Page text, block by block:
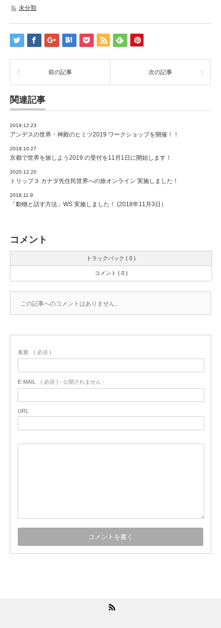
未分類
前の記事 次の記事
関連記事
2019.12.23
アンデスの世界・神殿のヒミツ2019 ワークショップを開催！！
2019.10.27
京都で世界を旅しよう2019 の受付を11月1日に開始します！
2020.12.20
トリップ３ カナダ先住民世界への旅オンライン 実施しました！
2018.11.9
「動物と話す方法」WS 実施しました！ (2018年11月3日）
コメント
トラックバック ( 0 )
コメント ( 0 )
この記事へのコメントはありません。
名前 ( 必須 )
E-MAIL ( 必須 ) - 公開されません -
URL